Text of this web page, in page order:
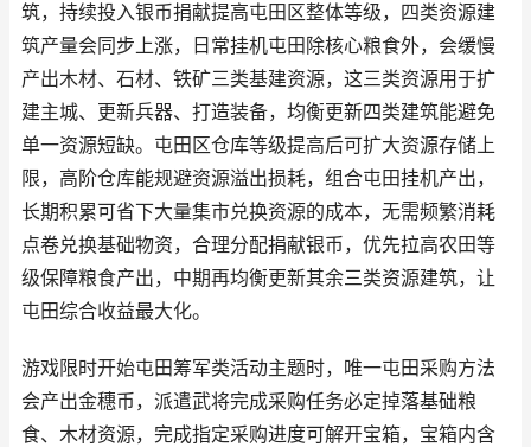
筑，持续投入银币捐献提高屯田区整体等级，四类资源建
筑产量会同步上涨，日常挂机屯田除核心粮食外，会缓慢
产出木材、石材、铁矿三类基建资源，这三类资源用于扩
建主城、更新兵器、打造装备，均衡更新四类建筑能避免
单一资源短缺。屯田区仓库等级提高后可扩大资源存储上
限，高阶仓库能规避资源溢出损耗，组合屯田挂机产出，
长期积累可省下大量集市兑换资源的成本，无需频繁消耗
点卷兑换基础物资，合理分配捐献银币，优先拉高农田等
级保障粮食产出，中期再均衡更新其余三类资源建筑，让
屯田综合收益最大化。
游戏限时开始屯田筹军类活动主题时，唯一屯田采购方法
会产出金穗币，派遣武将完成采购任务必定掉落基础粮
食、木材资源，完成指定采购进度可解开宝箱，宝箱内含